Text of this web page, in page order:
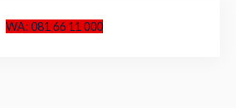
WA: 081 66 11 000